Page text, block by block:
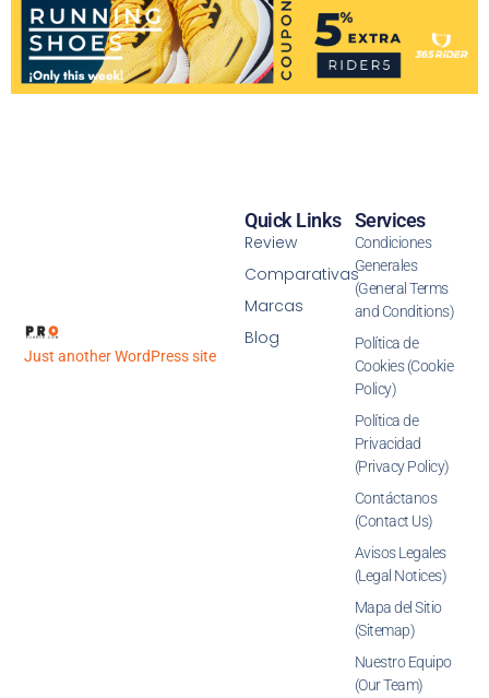
Just another WordPress site
Services
Condiciones
Generales
(General Terms
and Conditions)
Política de
Cookies (Cookie
Policy)
Política de
Privacidad
(Privacy Policy)
Contáctanos
(Contact Us)
Avisos Legales
(Legal Notices)
Mapa del Sitio
(Sitemap)
Nuestro Equipo
(Our Team)
Quick Links
Review
Comparativas
Marcas
Blog